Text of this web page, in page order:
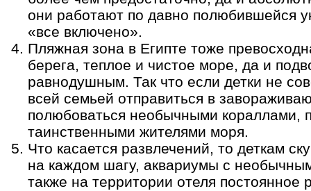
они работают по давно полюбившейся
«все включено».
Пляжная зона в Египте тоже
берега, теплое и чистое море, да и
равнодушным. Так что если детки не
всей семьей отправиться в
полюбоваться необычными кораллами,
таинственными жителями моря.
Что касается развлечений, то деткам
на каждом шагу, аквариумы с
также на территории отеля постоянное